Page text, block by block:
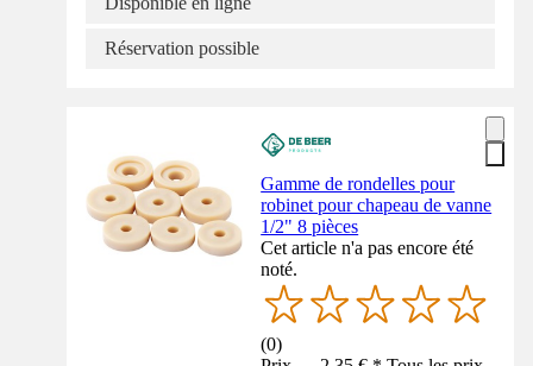
Réservation possible
Gamme de rondelles pour
robinet pour chapeau de vanne
1/2" 8 pièces
Cet article n'a pas encore été
noté.
(0)